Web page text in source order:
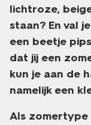
lichtroze,
staan? En val
een beetje
dat jij een
kun je aan de
namelijk een
Als zomertype